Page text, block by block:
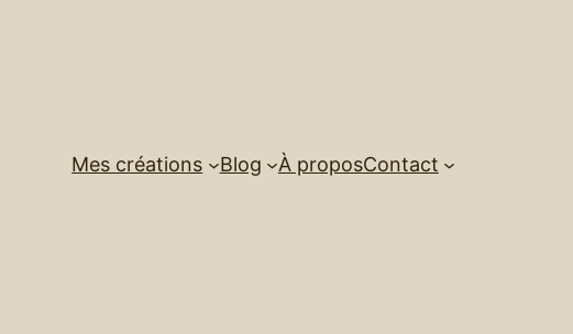
Mes créations Blog À proposContact